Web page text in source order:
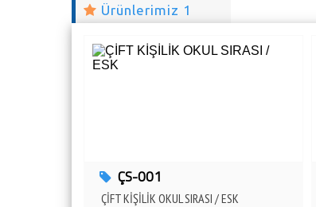
Ürünlerimiz 1
ÇS-001
ÇİFT KİŞİLİK OKUL SIRASI / ESK